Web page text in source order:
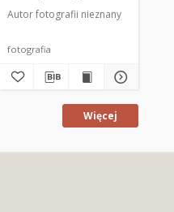
pierwszomajowym. 5]
Autor fotografii nieznany
fotografia
Więcej